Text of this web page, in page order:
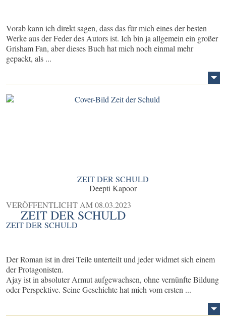
Vorab kann ich direkt sagen, dass das für mich eines der besten
Werke aus der Feder des Autors ist. Ich bin ja allgemein ein großer
Grisham Fan, aber dieses Buch hat mich noch einmal mehr
gepackt, als ...
ZEIT DER SCHULD
Deepti Kapoor
VERÖFFENTLICHT AM08.03.2023
ZEIT DER SCHULD
ZEIT DER SCHULD
Der Roman ist in drei Teile unterteilt und jeder widmet sich einem
der Protagonisten.
Ajay ist in absoluter Armut aufgewachsen, ohne vernünfte Bildung
oder Perspektive. Seine Geschichte hat mich vom ersten ...